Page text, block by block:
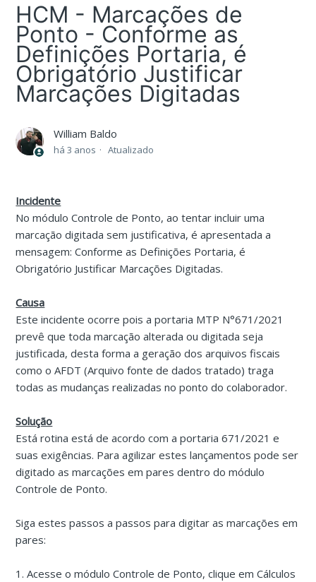
HCM - Marcações de
Ponto - Conforme as
Definições Portaria, é
Obrigatório Justificar
Marcações Digitadas
William Baldo
há 3 anos Atualizado
Incidente
No módulo Controle de Ponto, ao tentar incluir uma
marcação digitada sem justificativa, é apresentada a
mensagem: Conforme as Definições Portaria, é
Obrigatório Justificar Marcações Digitadas.
Causa
Este incidente ocorre pois a portaria MTP N°671/2021
prevê que toda marcação alterada ou digitada seja
justificada, desta forma a geração dos arquivos fiscais
como o AFDT (Arquivo fonte de dados tratado) traga
todas as mudanças realizadas no ponto do colaborador.
Solução
Está rotina está de acordo com a portaria 671/2021 e
suas exigências. Para agilizar estes lançamentos pode ser
digitado as marcações em pares dentro do módulo
Controle de Ponto.
Siga estes passos a passos para digitar as marcações em
pares:
1. Acesse o módulo Controle de Ponto, clique em Cálculos